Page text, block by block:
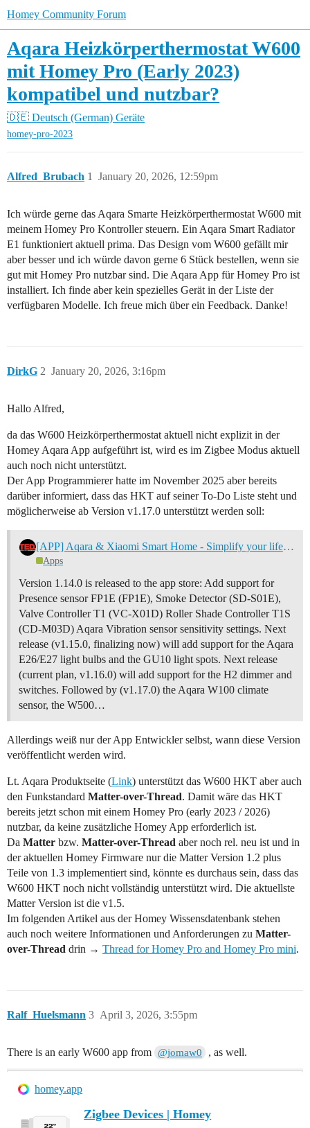
Homey Community Forum
Aqara Heizkörperthermostat W600
mit Homey Pro (Early 2023)
kompatibel und nutzbar?
🇩🇪 Deutsch (German) Geräte
homey-pro-2023
Alfred_Brubach January 20, 2026, 12:59pm
1
Ich würde gerne das Aqara Smarte Heizkörperthermostat W600 mit
meinem Homey Pro Kontroller steuern. Ein Aqara Smart Radiator
E1 funktioniert aktuell prima. Das Design vom W600 gefällt mir
aber besser und ich würde davon gerne 6 Stück bestellen, wenn sie
gut mit Homey Pro nutzbar sind. Die Aqara App für Homey Pro ist
installiert. Ich finde aber kein spezielles Gerät in der Liste der
verfügbaren Modelle. Ich freue mich über ein Feedback. Danke!
DirkG January 20, 2026, 3:16pm
2
Hallo Alfred,
da das W600 Heizkörperthermostat aktuell nicht explizit in der
Homey Aqara App aufgeführt ist, wird es im Zigbee Modus aktuell
auch noch nicht unterstützt.
Der App Programmierer hatte im November 2025 aber bereits
darüber informiert, dass das HKT auf seiner To-Do Liste steht und
möglicherweise ab Version v1.17.0 unterstützt werden soll:
[APP] Aqara & Xiaomi Smart Home - Simplify your life with a smarter home
Apps
Version 1.14.0 is released to the app store: Add support for
Presence sensor FP1E (FP1E), Smoke Detector (SD-S01E),
Valve Controller T1 (VC-X01D) Roller Shade Controller T1S
(CD-M03D) Aqara Vibration sensor sensitivity settings. Next
release (v1.15.0, finalizing now) will add support for the Aqara
E26/E27 light bulbs and the GU10 light spots. Next release
(current plan, v1.16.0) will add support for the H2 dimmer and
switches. Followed by (v1.17.0) the Aqara W100 climate
sensor, the W500…
Allerdings weiß nur der App Entwickler selbst, wann diese Version
veröffentlicht werden wird.
Lt. Aqara Produktseite (Link) unterstützt das W600 HKT aber auch
den Funkstandard Matter-over-Thread. Damit wäre das HKT
bereits jetzt schon mit einem Homey Pro (early 2023 / 2026)
nutzbar, da keine zusätzliche Homey App erforderlich ist.
Da Matter bzw. Matter-over-Thread aber noch rel. neu ist und in
der aktuellen Homey Firmware nur die Matter Version 1.2 plus
Teile von 1.3 implementiert sind, könnte es durchaus sein, dass das
W600 HKT noch nicht vollständig unterstützt wird. Die aktuellste
Matter Version ist die v1.5.
Im folgenden Artikel aus der Homey Wissensdatenbank stehen
auch noch weitere Informationen und Anforderungen zu Matter-
over-Thread drin → Thread for Homey Pro and Homey Pro mini.
Ralf_Huelsmann April 3, 2026, 3:55pm
3
There is an early W600 app from @jomaw0 , as well.
homey.app
Zigbee Devices | Homey